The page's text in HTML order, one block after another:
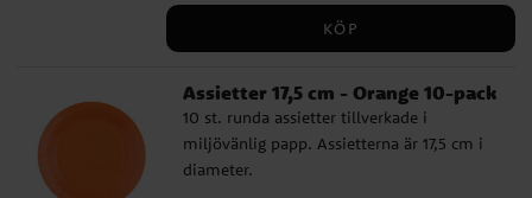
KÖP
Assietter 17,5 cm - Orange 10-pack
10 st. runda assietter tillverkade i
miljövänlig papp. Assietterna är 17,5 cm i
diameter.